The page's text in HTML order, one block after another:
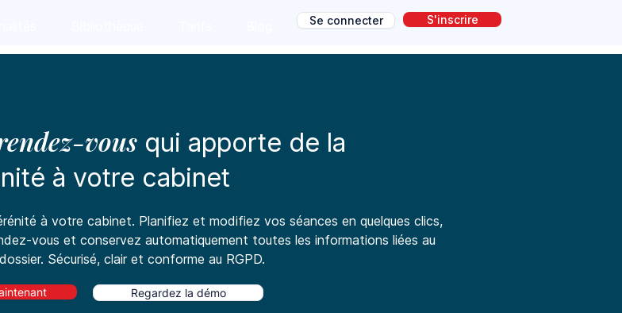
Se connecter S'inscrire
vous qui apporte de la
à votre cabinet
à votre cabinet. Planifiez et modifiez vos séances en quelques clics,
vous et conservez automatiquement toutes les informations liées au
Sécurisé, clair et conforme au RGPD.
Regardez la démo